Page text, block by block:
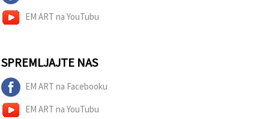
EM ART na YouTubu
SPREMLJAJTE NAS
EM ART na Facebooku
EM ART na YouTubu